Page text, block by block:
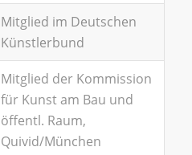
Mitglied im Deutschen
Künstlerbund
Mitglied der Kommission
für Kunst am Bau und
öffentl. Raum,
Quivid/München